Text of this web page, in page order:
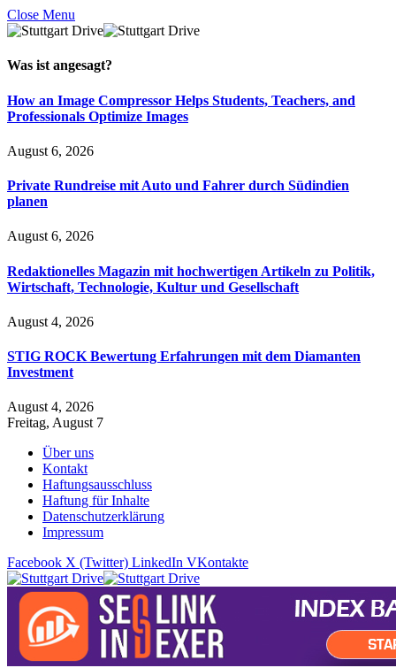
Close Menu
Was ist angesagt?
How an Image Compressor Helps Students, Teachers, and
Professionals Optimize Images
August 6, 2026
Private Rundreise mit Auto und Fahrer durch Südindien
planen
August 6, 2026
Redaktionelles Magazin mit hochwertigen Artikeln zu Politik,
Wirtschaft, Technologie, Kultur und Gesellschaft
August 4, 2026
STIG ROCK Bewertung Erfahrungen mit dem Diamanten
Investment
August 4, 2026
Freitag, August 7
Über uns
Kontakt
Haftungsausschluss
Haftung für Inhalte
Datenschutzerklärung
Impressum
Facebook X (Twitter) LinkedIn VKontakte